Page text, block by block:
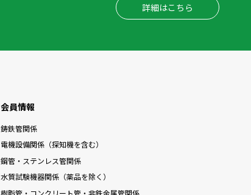
詳細はこちら
会員情報
鋳鉄管関係
電機設備関係（探知機を含む）
鋼管・ステンレス管関係
水質試験機器関係（薬品を除く）
樹脂管・コンクリート管・非鉄金属管関係